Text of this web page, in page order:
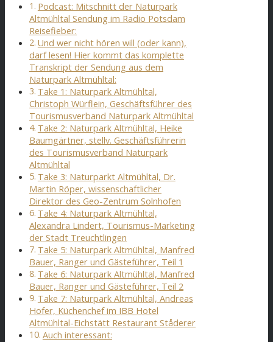
Podcast: Mitschnitt der Naturpark
Altmühltal Sendung im Radio Potsdam
Reisefieber:
Und wer nicht hören will (oder kann),
darf lesen! Hier kommt das komplette
Transkript der Sendung aus dem
Naturpark Altmühltal:
Take 1: Naturpark Altmühltal,
Christoph Würflein, Geschäftsführer des
Tourismusverband Naturpark Altmühltal
Take 2: Naturpark Altmühltal, Heike
Baumgärtner, stellv. Geschäftsführerin
des Tourismusverband Naturpark
Altmühltal
Take 3: Naturparkt Altmühltal, Dr.
Martin Röper, wissenschaftlicher
Direktor des Geo-Zentrum Solnhofen
Take 4: Naturpark Altmühltal,
Alexandra Lindert, Tourismus-Marketing
der Stadt Treuchtlingen
Take 5: Naturpark Altmühltal, Manfred
Bauer, Ranger und Gästeführer, Teil 1
Take 6: Naturpark Altmühltal, Manfred
Bauer, Ranger und Gästeführer, Teil 2
Take 7: Naturpark Altmühltal, Andreas
Hofer, Küchenchef im IBB Hotel
Altmühltal-Eichstätt Restaurant Ståderer
Auch interessant: